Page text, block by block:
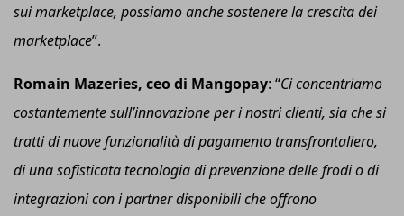
sui marketplace, possiamo anche sostenere la crescita dei
marketplace”.
Romain Mazeries, ceodi Mangopay: “Ci concentriamo
costantemente sull’innovazione per i nostri clienti, sia che si
tratti di nuove funzionalità di pagamento transfrontaliero,
di una sofisticata tecnologia di prevenzione delle frodi o di
integrazioni con i partner disponibili che offrono